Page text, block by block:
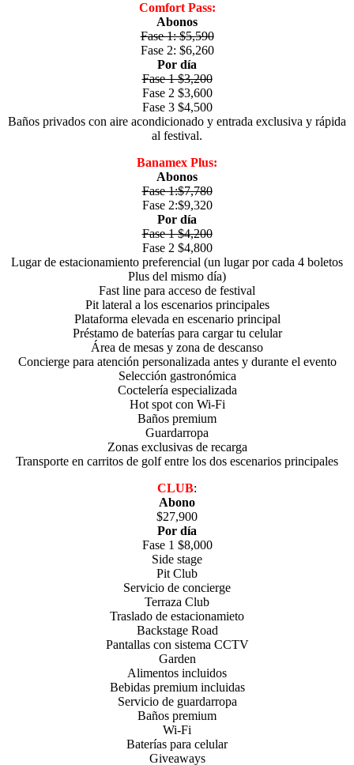
Comfort Pass:
Abonos
Fase 1: $5,590
Fase 2: $6,260
Por día
Fase 1 $3,200
Fase 2 $3,600
Fase 3 $4,500
Baños privados con aire acondicionado y entrada exclusiva y rápida
al festival.
Banamex Plus:
Abonos
Fase 1:$7,780
Fase 2:$9,320
Por día
Fase 1 $4,200
Fase 2 $4,800
Lugar de estacionamiento preferencial (un lugar por cada 4 boletos
Plus del mismo día)
Fast line para acceso de festival
Pit lateral a los escenarios principales
Plataforma elevada en escenario principal
Préstamo de baterías para cargar tu celular
Área de mesas y zona de descanso
Concierge para atención personalizada antes y durante el evento
Selección gastronómica
Coctelería especializada
Hot spot con Wi-Fi
Baños premium
Guardarropa
Zonas exclusivas de recarga
Transporte en carritos de golf entre los dos escenarios principales
CLUB:
Abono
$27,900
Por día
Fase 1 $8,000
Side stage
Pit Club
Servicio de concierge
Terraza Club
Traslado de estacionamieto
Backstage Road
Pantallas con sistema CCTV
Garden
Alimentos incluidos
Bebidas premium incluidas
Servicio de guardarropa
Baños premium
Wi-Fi
Baterías para celular
Giveaways